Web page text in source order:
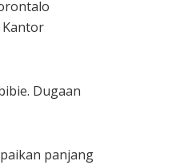
Kantor
Dugaan
panjang